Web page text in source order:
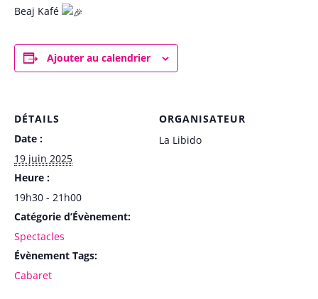
Beaj Kafé
Ajouter au calendrier
DÉTAILS
Date :
19 juin 2025
Heure :
19h30 - 21h00
Catégorie d’Évènement:
Spectacles
Évènement Tags:
Cabaret
ORGANISATEUR
La Libido